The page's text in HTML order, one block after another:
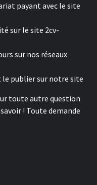
payant avec le site
sur le site 2cv-
sur nos réseaux
le publier sur notre site
toute autre question
! Toute demande